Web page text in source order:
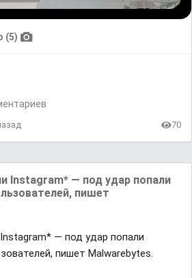
(5)
70
Instagram* — под удар попали
пишет
— под удар попали
пишет Malwarebytes.